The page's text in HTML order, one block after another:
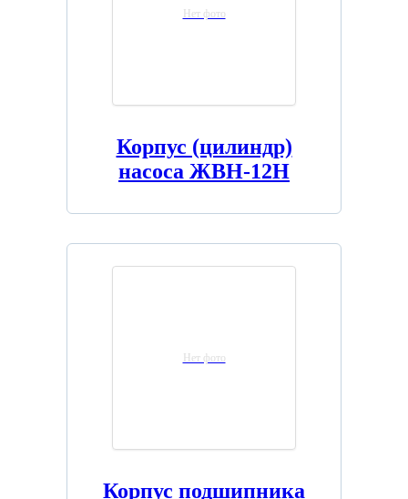
Нет фото
Корпус (цилиндр)
насоса ЖВН-12Н
Нет фото
Корпус подшипника